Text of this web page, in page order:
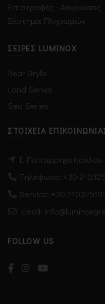
Επιστροφές - Ακυρώσεις
Σύστημα Πληρωμών
ΣΕΙΡΈΣ LUMINOX
Bear Grylls
Land Series
Sea Series
ΣΤΟΙΧΕΊΑ
Ι. Παπαρρηγοπούλου
Τηλέφωνο: +30
Service: +30
Email:
FOLLOW US